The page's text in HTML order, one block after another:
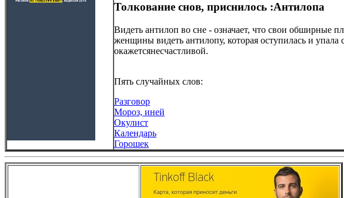
Толкование снов, приснилось :Антилопа
Видеть антилоп во сне - означает, что свои обширные
женщины видеть антилопу, которая оступилась и упала
окажетсянесчастливой.
Пять случайных слов:
Разговор
Мороз, иней
Окулист
Календарь
Горошек